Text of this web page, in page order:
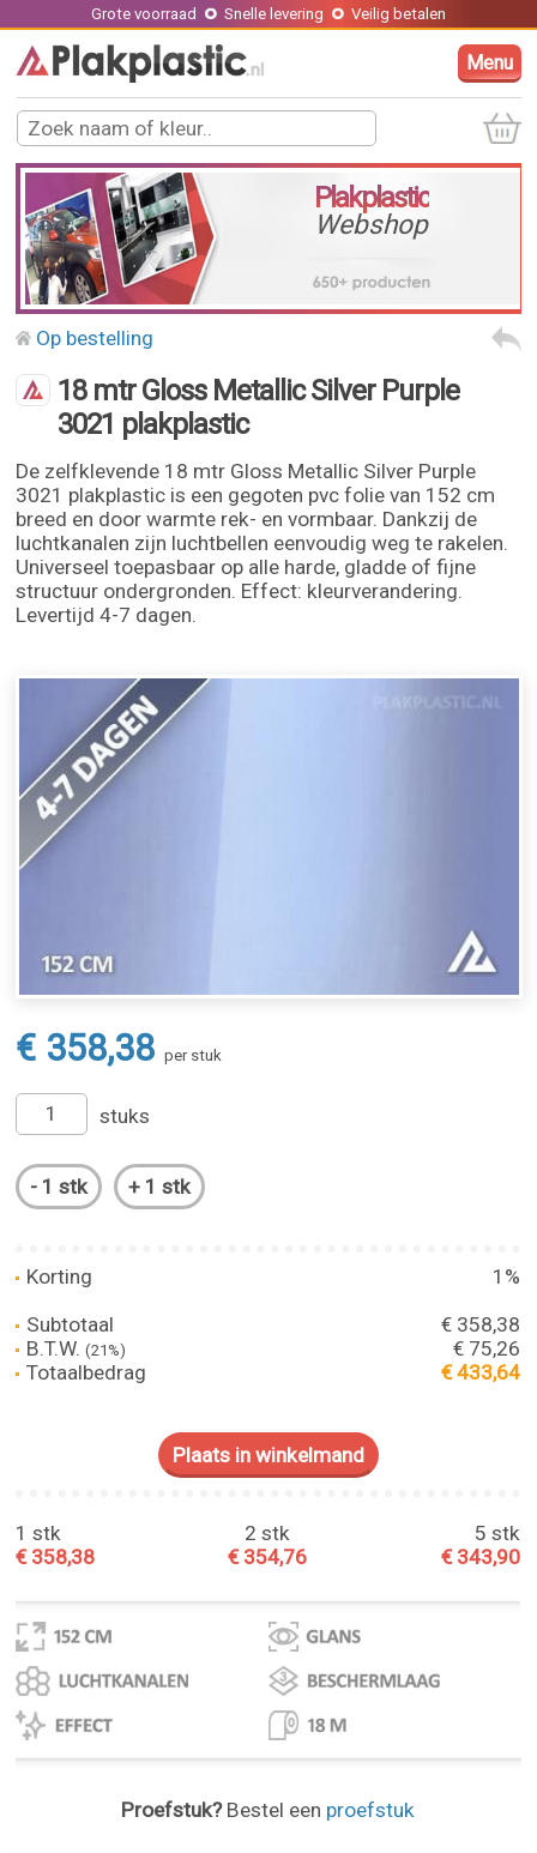
Grote voorraad Snelle levering Veilig betalen
Menu
Plakplastic
Webshop
Op bestelling
18 mtr Gloss Metallic Silver Purple
3021 plakplastic
De zelfklevende 18 mtr Gloss Metallic Silver Purple
3021 plakplastic is een gegoten pvc folie van 152 cm
breed en door warmte rek- en vormbaar. Dankzij de
luchtkanalen zijn luchtbellen eenvoudig weg te rakelen.
Universeel toepasbaar op alle harde, gladde of fijne
structuur ondergronden. Effect: kleurverandering.
Levertijd 4-7 dagen.
€ 358,38 per stuk
stuks
Korting
1%
Subtotaal
€ 358,38
B.T.W.(21%)
€ 75,26
Totaalbedrag
€ 433,64
1 stk
€ 358,38
2 stk
€ 354,76
5 stk
€ 343,90
Proefstuk?Bestel een proefstuk